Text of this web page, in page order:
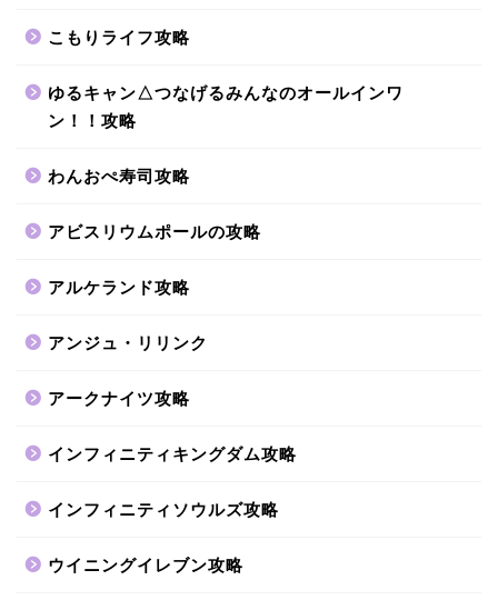
こもりライフ攻略
ゆるキャン△つなげるみんなのオールインワ
ン！！攻略
わんおぺ寿司攻略
アビスリウムポールの攻略
アルケランド攻略
アンジュ・リリンク
アークナイツ攻略
インフィニティキングダム攻略
インフィニティソウルズ攻略
ウイニングイレブン攻略